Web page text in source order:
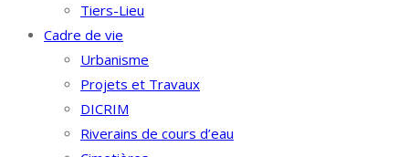
Tiers-Lieu
Cadre de vie
Urbanisme
Projets et Travaux
DICRIM
Riverains de cours d’eau